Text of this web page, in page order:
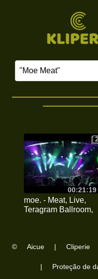
00:21:19
2
moe. - Meat, Live,
Teragram Ballroom,
© Aicue | Cliperie
| Proteção de